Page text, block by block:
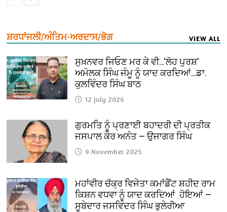
ਸ਼ਰਧਾਂਜਲੀ/ਅੰਤਿਮ-ਅਰਦਾਸ/ਭੋਗ VIEW ALL
ਸੁਖ਼ਨਵਰ ਜਿਓਣ ਮਰ ਕੇ ਵੀ…‘ਲੋਹ ਪੁਰਸ਼’
ਅਮੋਲਕ ਸਿੰਘ ਜੰਮੂ ਨੂੰ ਯਾਦ ਕਰਦਿਆਂ…ਡਾ.
ਕੁਲਵਿੰਦਰ ਸਿੰਘ ਬਾਠ
12 July 2026
ਗੁਰਮਤਿ ਨੂੰ ਪ੍ਰਣਾਈ ਬਹਾਦਰੀ ਦੀ ਪ੍ਰਤੀਕ
ਜਸਪਾਲ ਕੌਰ ਅਨੰਤ — ਉਜਾਗਰ ਸਿੰਘ
9 November 2025
ਮਹਾਂਵੀਰ ਚੱਕ੍ਰ ਵਿਜੇਤਾ ਕਮਾਂਡੈਂਟ ਸ਼ਹੀਦ ਰਾਮ
ਕਿਸ਼ਨ ਵਧਵਾ ਨੂੰ ਯਾਦ ਕਰਦਿਆਂ ਹੋਇਆਂ —
ਸੂਬੇਦਾਰ ਜਸਵਿੰਦਰ ਸਿੰਘ ਭੁਲੇਰੀਆ